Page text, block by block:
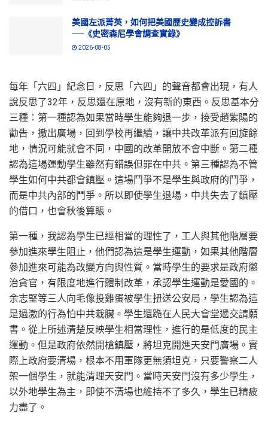
美國左派菁英，如何把美國歷史變成控訴書
──《史密森尼學會調查實錄》
2026-08-05
每年「六四」紀念日，反思「六四」的聲音都會出現，有人
說反思了32年，反思還在原地，沒有新的東西。反思基本分
三種：第一種認為如果當時學生能夠退一步，接受趙紫陽的
勸告，撤出廣場，回到學校再繼續，讓中共改革派有回旋餘
地，情況可能就會不同，中國的改革開放不會中斷。第二種
認為這場運動學生雖然有錯誤但罪在中共。第三種認為不管
學生如何中共都會鎮壓。這場鬥爭不是學生與政府的鬥爭，
而是中共內部的鬥爭。所以即使學生退場，中共失去了鎮壓
的借口，也會秋後算賬。
第一種，我認為學生已經相當的理性了，工人與其他階層要
參加進來學生阻止，他們認為這是學生運動，如果其他階層
參加進來可能為改變方向與性質。當時學生的要求是政府懲
治貪官，有限度地進行體制改革，承認學生運動是愛國的。
余志堅等三人向毛像投雞蛋被學生扭送公安局，學生認為這
是過激的行為怕中共栽臟。學生還跪在人民大會堂遞交請願
書。從上所述清楚反映學生相當理性，進行的是低度的民主
運動。但是政府依然開槍鎮壓，將坦克開進天安門廣場。實
際上政府要清場，根本不用軍隊更無須坦克，只要警察二人
架一個學生，就能清理天安門。當時天安門沒有多少學生，
以外地學生為主，即使不清場也維持不了多久，學生已精疲
力盡了。